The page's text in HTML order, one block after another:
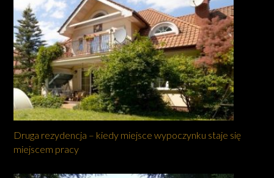
Druga rezydencja – kiedy miejsce wypoczynku staje się
miejscem pracy